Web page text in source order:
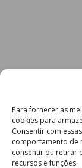
Para fornecer as
cookies para
Consentir com
comportamento de
consentir ou retirar
recursos e funções.